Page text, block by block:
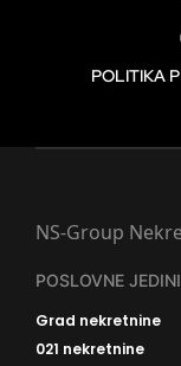
POLITIKA
NS-Group
POSLOVNE
Grad nekretnine
021 nekretnine